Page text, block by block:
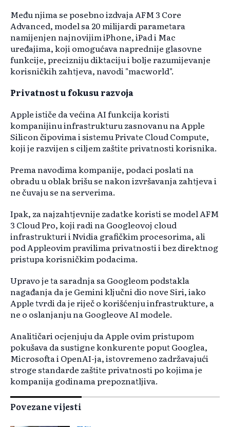
Među njima se posebno izdvaja AFM 3 Core
Advanced, model sa 20 milijardi parametara
namijenjen najnovijim iPhone, iPad i Mac
uređajima, koji omogućava naprednije glasovne
funkcije, precizniju diktaciju i bolje razumijevanje
korisničkih zahtjeva, navodi "macworld".
Privatnost u fokusu razvoja
Apple ističe da većina AI funkcija koristi
kompanijinu infrastrukturu zasnovanu na Apple
Silicon čipovima i sistemu Private Cloud Compute,
koji je razvijen s ciljem zaštite privatnosti korisnika.
Prema navodima kompanije, podaci poslati na
obradu u oblak brišu se nakon izvršavanja zahtjeva i
ne čuvaju se na serverima.
Ipak, za najzahtjevnije zadatke koristi se model AFM
3 Cloud Pro, koji radi na Googleovoj cloud
infrastrukturi i Nvidia grafičkim procesorima, ali
pod Appleovim pravilima privatnosti i bez direktnog
pristupa korisničkim podacima.
Upravo je ta saradnja sa Googleom podstakla
nagađanja da je Gemini ključni dio nove Siri, iako
Apple tvrdi da je riječ o korišćenju infrastrukture, a
ne o oslanjanju na Googleove AI modele.
Analitičari ocjenjuju da Apple ovim pristupom
pokušava da sustigne konkurente poput Googlea,
Microsofta i OpenAI-ja, istovremeno zadržavajući
stroge standarde zaštite privatnosti po kojima je
kompanija godinama prepoznatljiva.
Povezane vijesti